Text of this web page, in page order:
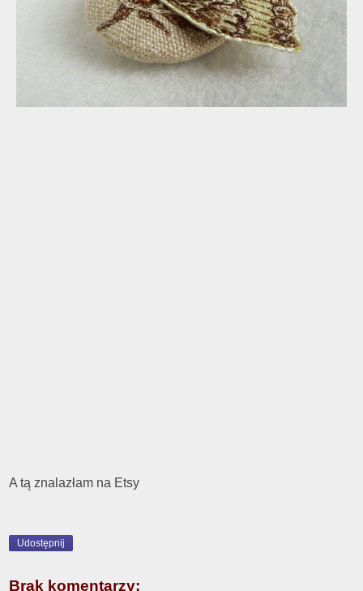
A tą znalazłam na Etsy
Udostępnij
Brak komentarzy: